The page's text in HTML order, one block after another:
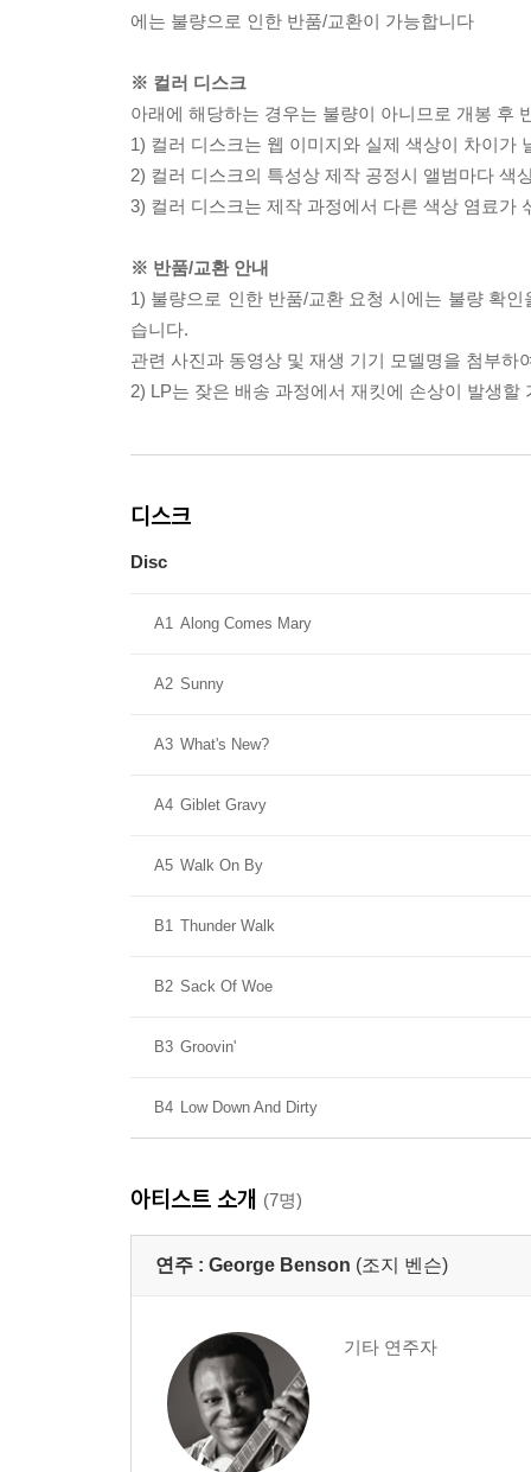
에는 불량으로 인한 반품/교환이 가능합니다
※ 컬러 디스크
아래에 해당하는 경우는 불량이 아니므로 개봉 후
1) 컬러 디스크는 웹 이미지와 실제 색상이 차이가
2) 컬러 디스크의 특성상 제작 공정시 앨범마다 색
3) 컬러 디스크는 제작 과정에서 다른 색상 염료가
※ 반품/교환 안내
1) 불량으로 인한 반품/교환 요청 시에는 불량 확
습니다.
관련 사진과 동영상 및 재생 기기 모델명을 첨부하
2) LP는 잦은 배송 과정에서 재킷에 손상이 발생
디스크
Disc
A1 Along Comes Mary
A2 Sunny
A3 What's New?
A4 Giblet Gravy
A5 Walk On By
B1 Thunder Walk
B2 Sack Of Woe
B3 Groovin'
B4 Low Down And Dirty
아티스트 소개 (7명)
연주 : George Benson (조지 벤슨)
기타 연주자